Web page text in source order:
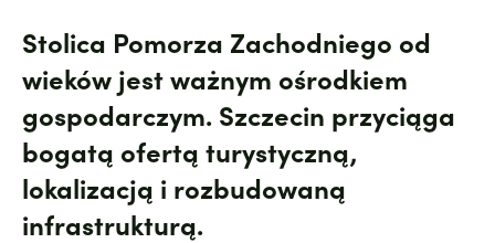
Stolica Pomorza Zachodniego od
wieków jest ważnym ośrodkiem
gospodarczym. Szczecin przyciąga
bogatą ofertą turystyczną,
lokalizacją i rozbudowaną
infrastrukturą.